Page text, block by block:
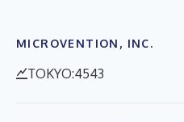
MICROVENTION, INC.
TOKYO:4543